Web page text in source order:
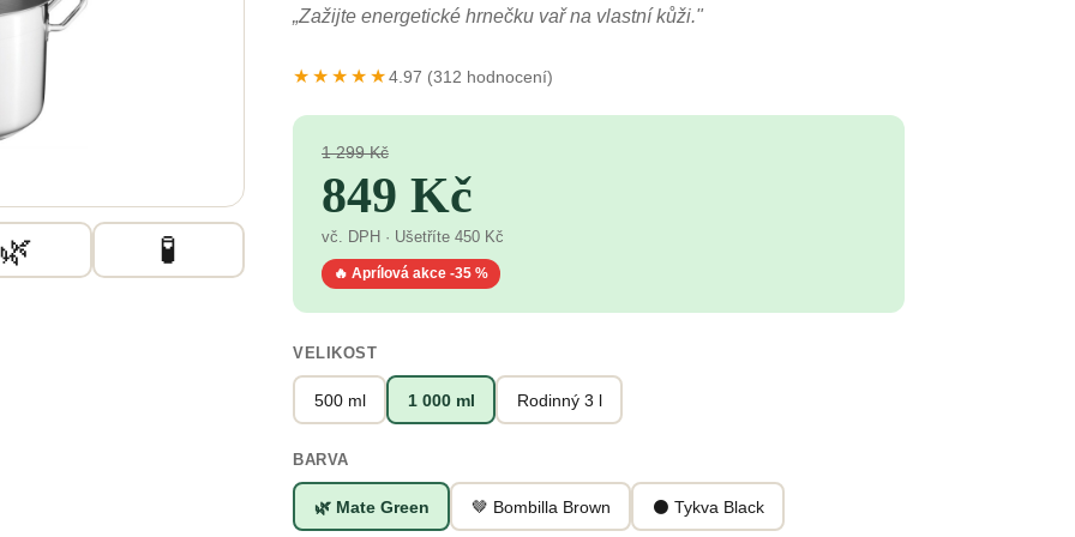
🧪
„Zažijte energetické hrnečku vař na vlastní kůži."
★★★★★4.97 (312 hodnocení)
1 299 Kč
849 Kč
vč. DPH · Ušetříte 450 Kč
🔥 Aprílová akce -35 %
VELIKOST
500 ml 1 000 ml Rodinný 3 l
BARVA
🌿 Mate Green 🤎 Bombilla Brown ⚫ Tykva Black
Kč